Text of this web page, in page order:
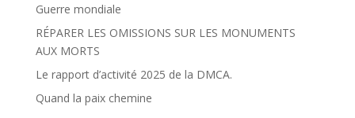
Guerre mondiale
RÉPARER LES OMISSIONS SUR LES MONUMENTS
AUX MORTS
Le rapport d’activité 2025 de la DMCA.
Quand la paix chemine